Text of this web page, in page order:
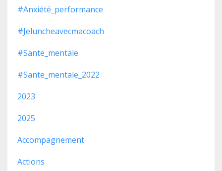
#anxiété_performance
#jeluncheavecmacoach
#sante_mentale
#sante_mentale_2022
2023
2025
Accompagnement
Actions